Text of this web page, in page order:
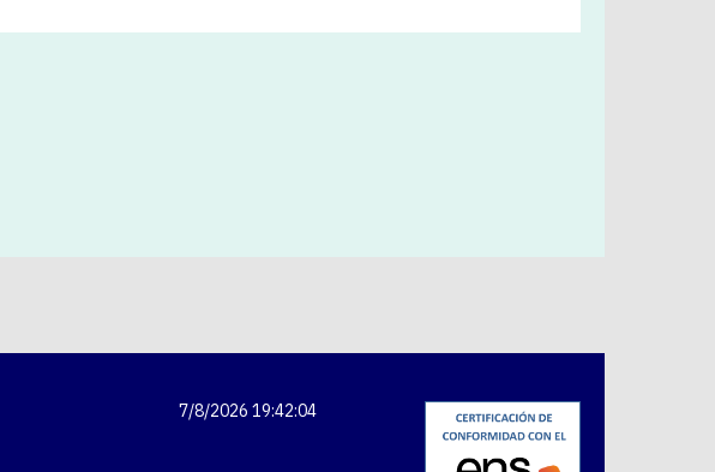
7/8/2026 19:42:05